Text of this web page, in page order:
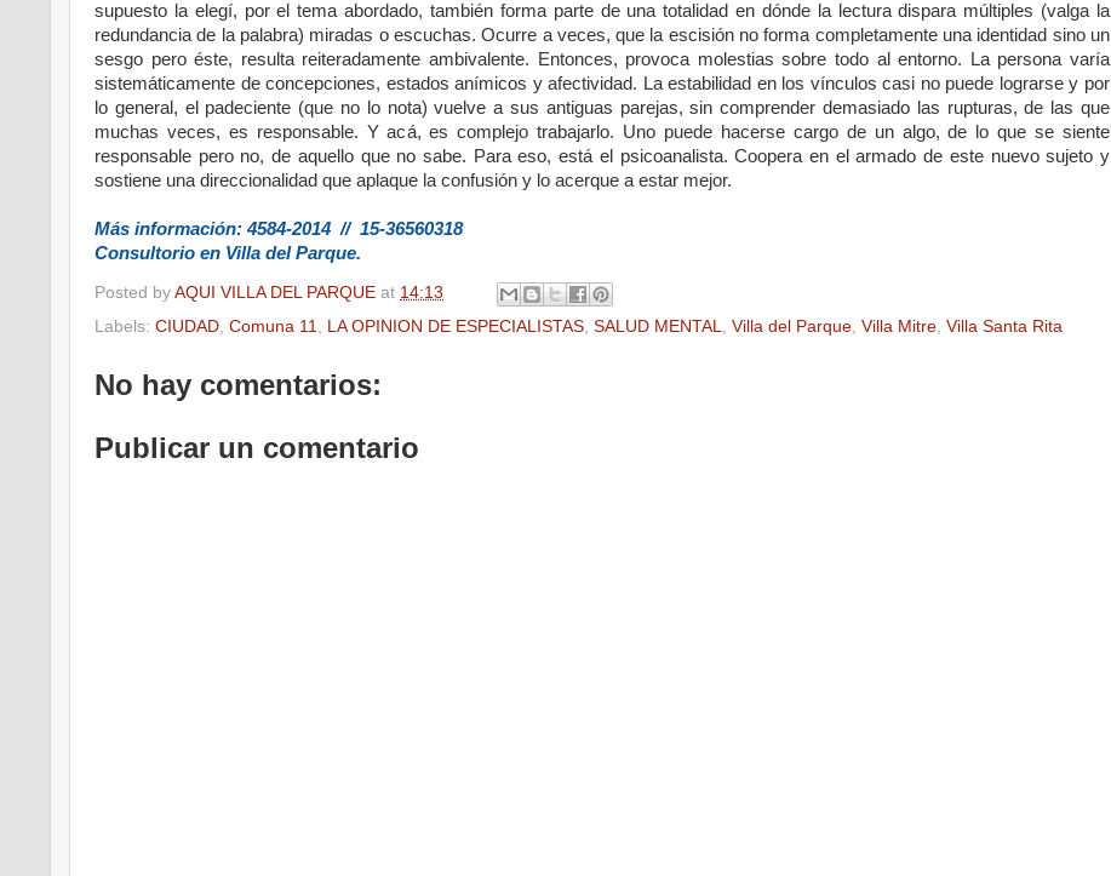
supuesto la elegí, por el tema abordado, también forma parte de una totalidad en dónde la lectura dispara múltiples (valga la
redundancia de la palabra) miradas o escuchas. Ocurre a veces, que la escisión no forma completamente una identidad sino un
sesgo pero éste, resulta reiteradamente ambivalente. Entonces, provoca molestias sobre todo al entorno. La persona varía
sistemáticamente de concepciones, estados anímicos y afectividad. La estabilidad en los vínculos casi no puede lograrse y por
lo general, el padeciente (que no lo nota) vuelve a sus antiguas parejas, sin comprender demasiado las rupturas, de las que
muchas veces, es responsable. Y acá, es complejo trabajarlo. Uno puede hacerse cargo de un algo, de lo que se siente
responsable pero no, de aquello que no sabe. Para eso, está el psicoanalista. Coopera en el armado de este nuevo sujeto y
sostiene una direccionalidad que aplaque la confusión y lo acerque a estar mejor.
Más información: 4584-2014 // 15-36560318
Consultorio en Villa del Parque.
Posted by AQUI VILLA DEL PARQUE at 14:13
Labels: CIUDAD Comuna 11 LA OPINION DE ESPECIALISTAS SALUD MENTAL Villa del Parque Villa Mitre Villa Santa Rita
No hay comentarios:
Publicar un comentario